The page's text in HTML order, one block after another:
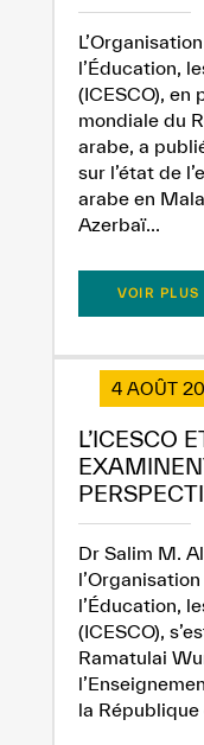
✪
✪ ✪
✪ ✪
✪ ✪
✪ ✪
l’Éducation,
(ICESCO), en
mondiale du
arabe, a
sur l’état de
arabe en
Azerbaï...
VOIR PLUS
4 AOÛT
L’ICESCO
Dr Salim M.
l’Éducation,
(ICESCO),
Ramatulai
la République